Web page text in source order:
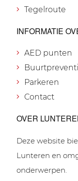
Tegelroute
INFORMATIE
AED punten
Parkeren
Contact
OVER
Deze website
Lunteren en
onderwerpen.